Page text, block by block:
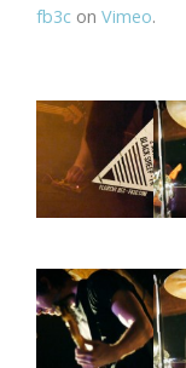
fb3c on Vimeo.